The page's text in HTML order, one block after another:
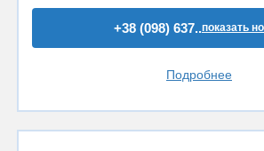
+38 (098) 637..показать
Подробнее